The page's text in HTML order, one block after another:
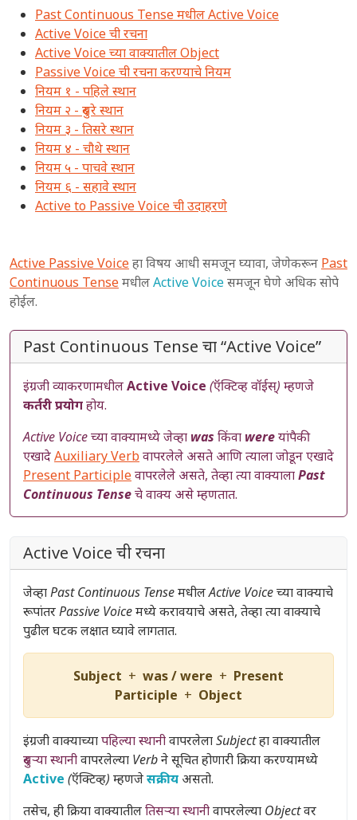
Past Continuous Tense मधील Active Voice
Active Voice ची रचना
Active Voice च्या वाक्यातील Object
Passive Voice ची रचना करण्याचे नियम
नियम १ - पहिले स्थान
नियम २ - दुसरे स्थान
नियम ३ - तिसरे स्थान
नियम ४ - चौथे स्थान
नियम ५ - पाचवे स्थान
नियम ६ - सहावे स्थान
Active to Passive Voice ची उदाहरणे
Active Passive Voiceहा विषय आधी समजून घ्यावा, जेणेकरून Past
Continuous TenseमधीलActive Voiceसमजून घेणे अधिक सोपे
होईल.
Past Continuous Tense चा “Active Voice”
इंग्रजी व्याकरणामधीलActive Voice (ऍक्टिव्ह वॉईस्) म्हणजे
कर्तरी प्रयोगहोय.
Active Voiceच्या वाक्यामध्ये जेव्हा was किंवा wereयांपैकी
एखादेAuxiliary Verbवापरलेले असते आणि त्याला जोडून एखादे
Present Participleवापरलेले असते, तेव्हा त्या वाक्यालाPast
Continuous Tenseचे वाक्य असे म्हणतात.
Active Voice ची रचना
जेव्हाPast Continuous TenseमधीलActive Voiceच्या वाक्याचे
रूपांतरPassive Voiceमध्ये करावयाचे असते, तेव्हा त्या वाक्याचे
पुढील घटक लक्षात घ्यावे लागतात.
Subject + was / were + Present
Participle + Object
इंग्रजी वाक्याच्यापहिल्या स्थानीवापरलेलाSubjectहा वाक्यातील
दुसऱ्या स्थानीवापरलेल्या Verbने सूचित होणारी क्रिया करण्यामध्ये
Active (ऍक्टिव्ह) म्हणजेसक्रीय असतो.
तसेच, ही क्रिया वाक्यातीलतिसऱ्या स्थानीवापरलेल्या Objectवर